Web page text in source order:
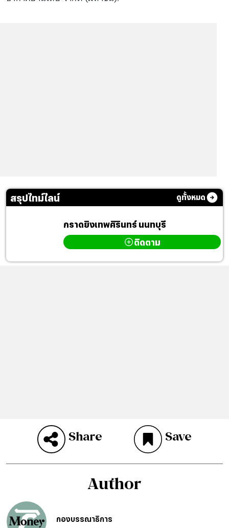
สรุปไทม์ไลน์ ดูทั้งหมด
กราดยิงเทพศิรินทร์ นนทบุรี
ติดตาม
Share Save
Author
กองบรรณาธิการ